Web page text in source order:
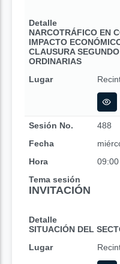
Detalle
NARCOTRÁFICO EN
IMPACTO
CLAUSURA
ORDINARIAS
Lugar
Sesión No.
488
Fecha
Hora
09:00
Tema sesión
INVITACIÓN
Detalle
SITUACIÓN DEL
Lugar